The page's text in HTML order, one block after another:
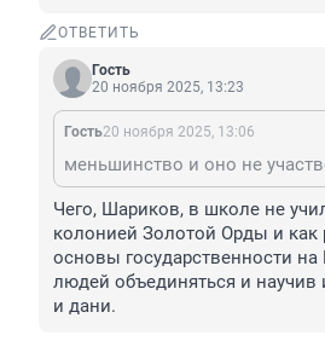
ОТВЕТИТЬ
Гость
20 ноября 2025, 13:23
Гость20 ноября 2025, 13:06
Чего, Шариков, в школе не
колонией Золотой Орды и как
основы государственности на
людей объединяться и научив
и дани.